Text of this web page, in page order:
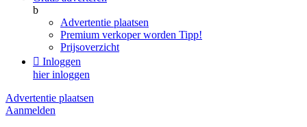
b
Advertentie plaatsen
Premium verkoper worden Tipp!
Prijsoverzicht
 Inloggen
hier inloggen
Advertentie plaatsen
Aanmelden